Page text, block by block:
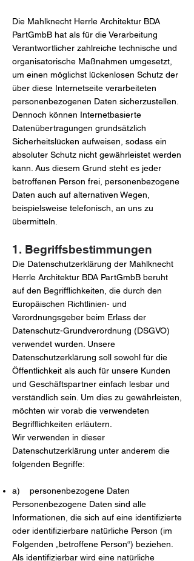
Die Mahlknecht Herrle Architektur BDA
PartGmbB hat als für die Verarbeitung
Verantwortlicher zahlreiche technische und
organisatorische Maßnahmen umgesetzt,
um einen möglichst lückenlosen Schutz der
über diese Internetseite verarbeiteten
personenbezogenen Daten sicherzustellen.
Dennoch können Internetbasierte
Datenübertragungen grundsätzlich
Sicherheitslücken aufweisen, sodass ein
absoluter Schutz nicht gewährleistet werden
kann. Aus diesem Grund steht es jeder
betroffenen Person frei, personenbezogene
Daten auch auf alternativen Wegen,
beispielsweise telefonisch, an uns zu
übermitteln.
1. Begriffsbestimmungen
Die Datenschutzerklärung der Mahlknecht
Herrle Architektur BDA PartGmbB beruht
auf den Begrifflichkeiten, die durch den
Europäischen Richtlinien- und
Verordnungsgeber beim Erlass der
Datenschutz-Grundverordnung (DSGVO)
verwendet wurden. Unsere
Datenschutzerklärung soll sowohl für die
Öffentlichkeit als auch für unsere Kunden
und Geschäftspartner einfach lesbar und
verständlich sein. Um dies zu gewährleisten,
möchten wir vorab die verwendeten
Begrifflichkeiten erläutern.
Wir verwenden in dieser
Datenschutzerklärung unter anderem die
folgenden Begriffe:
a) personenbezogene Daten
Personenbezogene Daten sind alle
Informationen, die sich auf eine identifizierte
oder identifizierbare natürliche Person (im
Folgenden „betroffene Person“) beziehen.
Als identifizierbar wird eine natürliche